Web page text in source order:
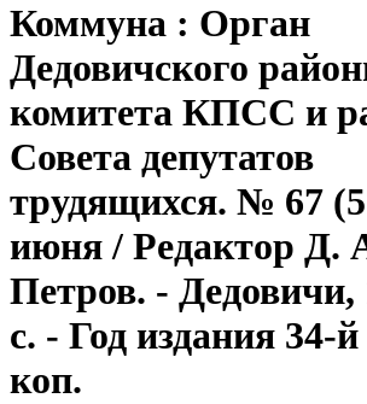
Коммуна : Орган
Дедовичского
комитета КПСС и
Совета депутатов
трудящихся. № 67
июня / Редактор Д.
Петров. - Дедовичи,
с. - Год издания 34-
коп.